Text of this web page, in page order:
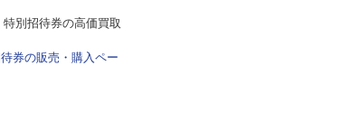
別招待券の高価買取
券の販売・購入ペー